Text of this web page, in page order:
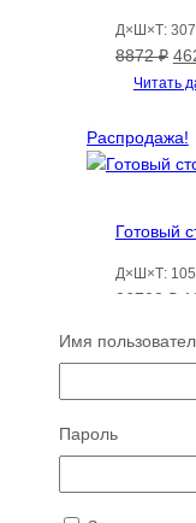
Д×Ш×Т:
8872₽
Читать
Распродажа!
Готовый
Д×Ш×Т:
26723 ₽
Имя
Пароль